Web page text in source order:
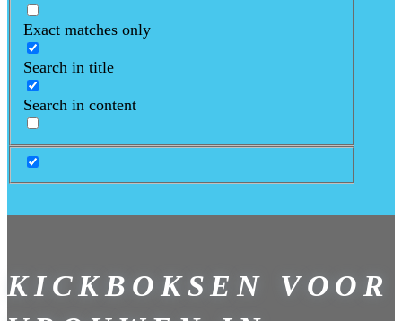
Exact matches only
Search in title
Search in content
KICKBOKSEN VOOR